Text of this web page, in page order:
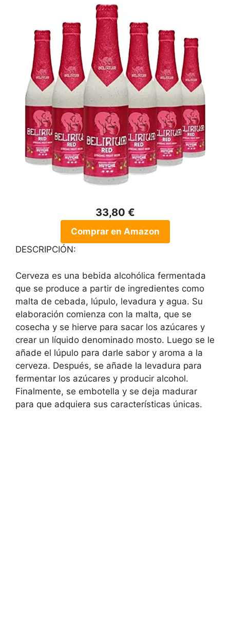
33,80 €
Comprar en Amazon
DESCRIPCIÓN:
Cerveza es una bebida alcohólica fermentada
que se produce a partir de ingredientes como
malta de cebada, lúpulo, levadura y agua. Su
elaboración comienza con la malta, que se
cosecha y se hierve para sacar los azúcares y
crear un líquido denominado mosto. Luego se le
añade el lúpulo para darle sabor y aroma a la
cerveza. Después, se añade la levadura para
fermentar los azúcares y producir alcohol.
Finalmente, se embotella y se deja madurar
para que adquiera sus características únicas.